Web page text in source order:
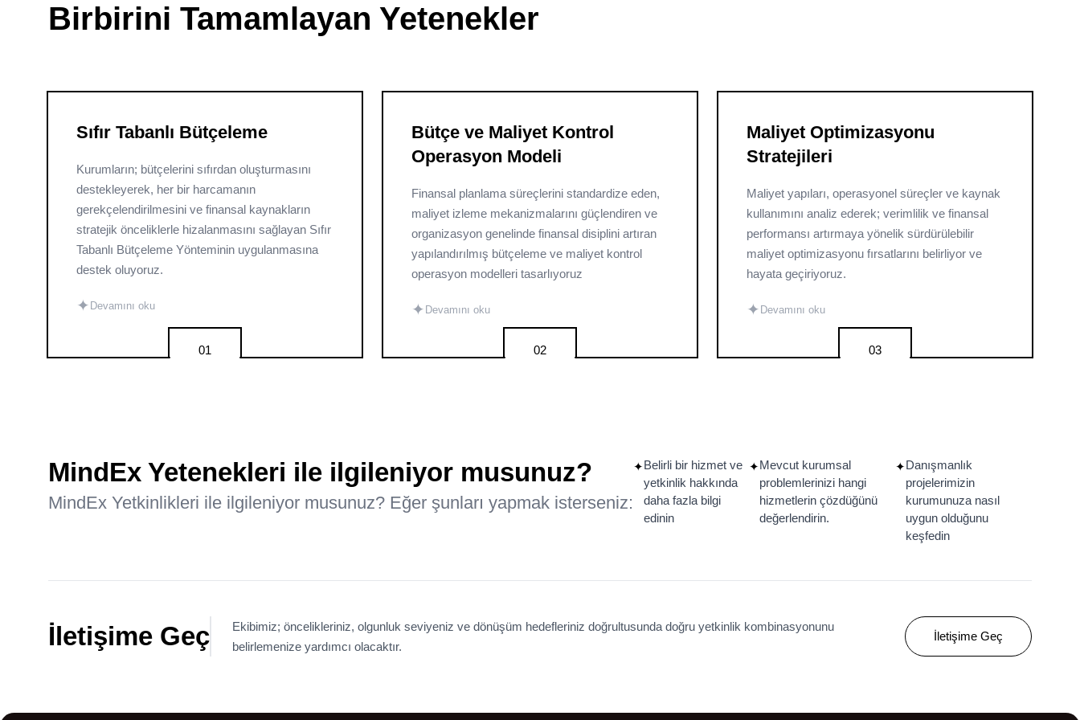
Birbirini Tamamlayan Yetenekler
Sıfır Tabanlı Bütçeleme
Kurumların; bütçelerini sıfırdan oluşturmasını
destekleyerek, her bir harcamanın
gerekçelendirilmesini ve finansal kaynakların
stratejik önceliklerle hizalanmasını sağlayan Sıfır
Tabanlı Bütçeleme Yönteminin uygulanmasına
destek oluyoruz.
✦ Devamını oku
01
Bütçe ve Maliyet Kontrol
Operasyon Modeli
Finansal planlama süreçlerini standardize eden,
maliyet izleme mekanizmalarını güçlendiren ve
organizasyon genelinde finansal disiplini artıran
yapılandırılmış bütçeleme ve maliyet kontrol
operasyon modelleri tasarlıyoruz
✦ Devamını oku
02
Maliyet Optimizasyonu
Stratejileri
Maliyet yapıları, operasyonel süreçler ve kaynak
kullanımını analiz ederek; verimlilik ve finansal
performansı artırmaya yönelik sürdürülebilir
maliyet optimizasyonu fırsatlarını belirliyor ve
hayata geçiriyoruz.
✦ Devamını oku
03
MindEx Yetenekleri ile ilgileniyor musunuz?
MindEx Yetkinlikleri ile ilgileniyor musunuz? Eğer şunları yapmak isterseniz:
✦Belirli bir hizmet ve
yetkinlik hakkında
daha fazla bilgi
edinin
✦Mevcut kurumsal
problemlerinizi hangi
hizmetlerin çözdüğünü
değerlendirin.
✦Danışmanlık
projelerimizin
kurumunuza nasıl
uygun olduğunu
keşfedin
İletişime Geç
Ekibimiz; öncelikleriniz, olgunluk seviyeniz ve dönüşüm hedefleriniz doğrultusunda doğru yetkinlik kombinasyonunu
belirlemenize yardımcı olacaktır.
İletişime Geç